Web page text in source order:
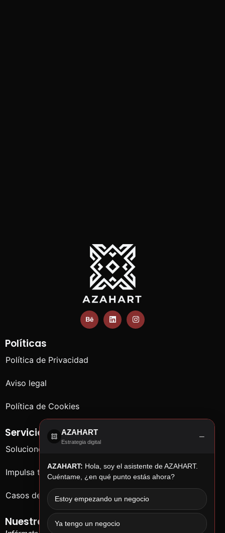
Políticas
Política de Privacidad
Aviso legal
Política de Cookies
Servicios
Soluciones para empresas
Impulsa tu negocio
Casos de éxito
Nuestras chorradas
AZAHART
Estrategia digital −
AZAHART: Hola, soy el asistente de AZAHART.
Cuéntame, ¿en qué punto estás ahora?
Estoy empezando un negocio
Ya tengo un negocio